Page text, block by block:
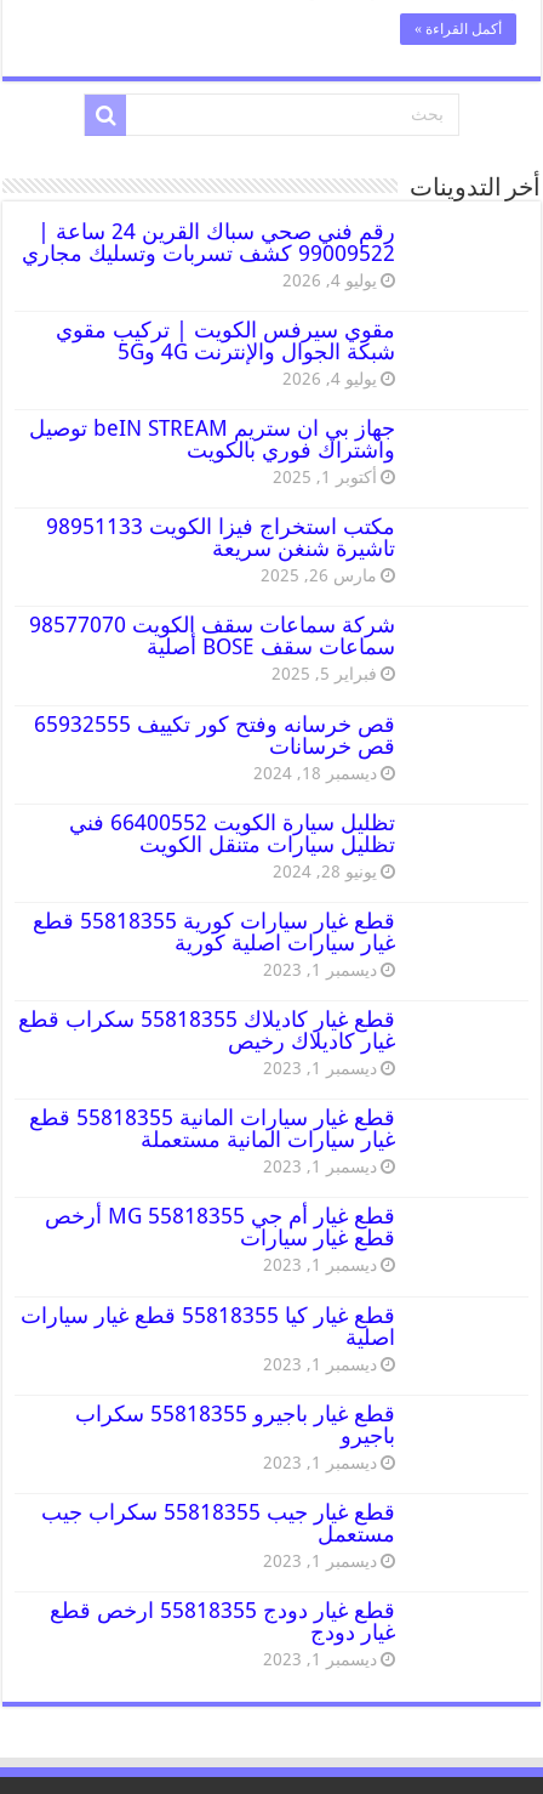
أكمل القراءة »
أخر التدوينات
رقم فني صحي سباك القرين 24 ساعة |
99009522 كشف تسربات وتسليك مجاري
يوليو 4, 2026
مقوي سيرفس الكويت | تركيب مقوي
شبكة الجوال والإنترنت 4G و5G
يوليو 4, 2026
جهاز بي ان ستريم beIN STREAM توصيل
واشتراك فوري بالكويت
أكتوبر 1, 2025
مكتب استخراج فيزا الكويت 98951133
تاشيرة شنغن سريعة
مارس 26, 2025
شركة سماعات سقف الكويت 98577070
سماعات سقف BOSE أصلية
فبراير 5, 2025
قص خرسانه وفتح كور تكييف 65932555
قص خرسانات
ديسمبر 18, 2024
تظليل سيارة الكويت 66400552 فني
تظليل سيارات متنقل الكويت
يونيو 28, 2024
قطع غيار سيارات كورية 55818355 قطع
غيار سيارات اصلية كورية
ديسمبر 1, 2023
قطع غيار كاديلاك 55818355 سكراب قطع
غيار كاديلاك رخيص
ديسمبر 1, 2023
قطع غيار سيارات المانية 55818355 قطع
غيار سيارات المانية مستعملة
ديسمبر 1, 2023
قطع غيار أم جي MG 55818355 أرخص
قطع غيار سيارات
ديسمبر 1, 2023
قطع غيار كيا 55818355 قطع غيار سيارات
اصلية
ديسمبر 1, 2023
قطع غيار باجيرو 55818355 سكراب
باجيرو
ديسمبر 1, 2023
قطع غيار جيب 55818355 سكراب جيب
مستعمل
ديسمبر 1, 2023
قطع غيار دودج 55818355 ارخص قطع
غيار دودج
ديسمبر 1, 2023